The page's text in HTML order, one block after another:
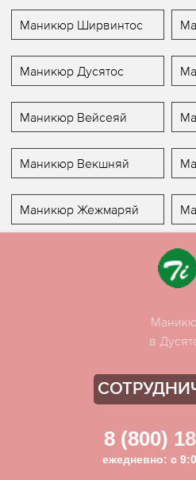
Маникюр Ширвинтос
Маникюр Дусятос
Маникюр Вейсеяй
Маникюр Векшняй
Маникюр Жежмаряй
в
8 (800)
ежедневно: с